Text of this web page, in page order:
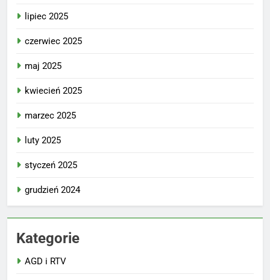
lipiec 2025
czerwiec 2025
maj 2025
kwiecień 2025
marzec 2025
luty 2025
styczeń 2025
grudzień 2024
Kategorie
AGD i RTV